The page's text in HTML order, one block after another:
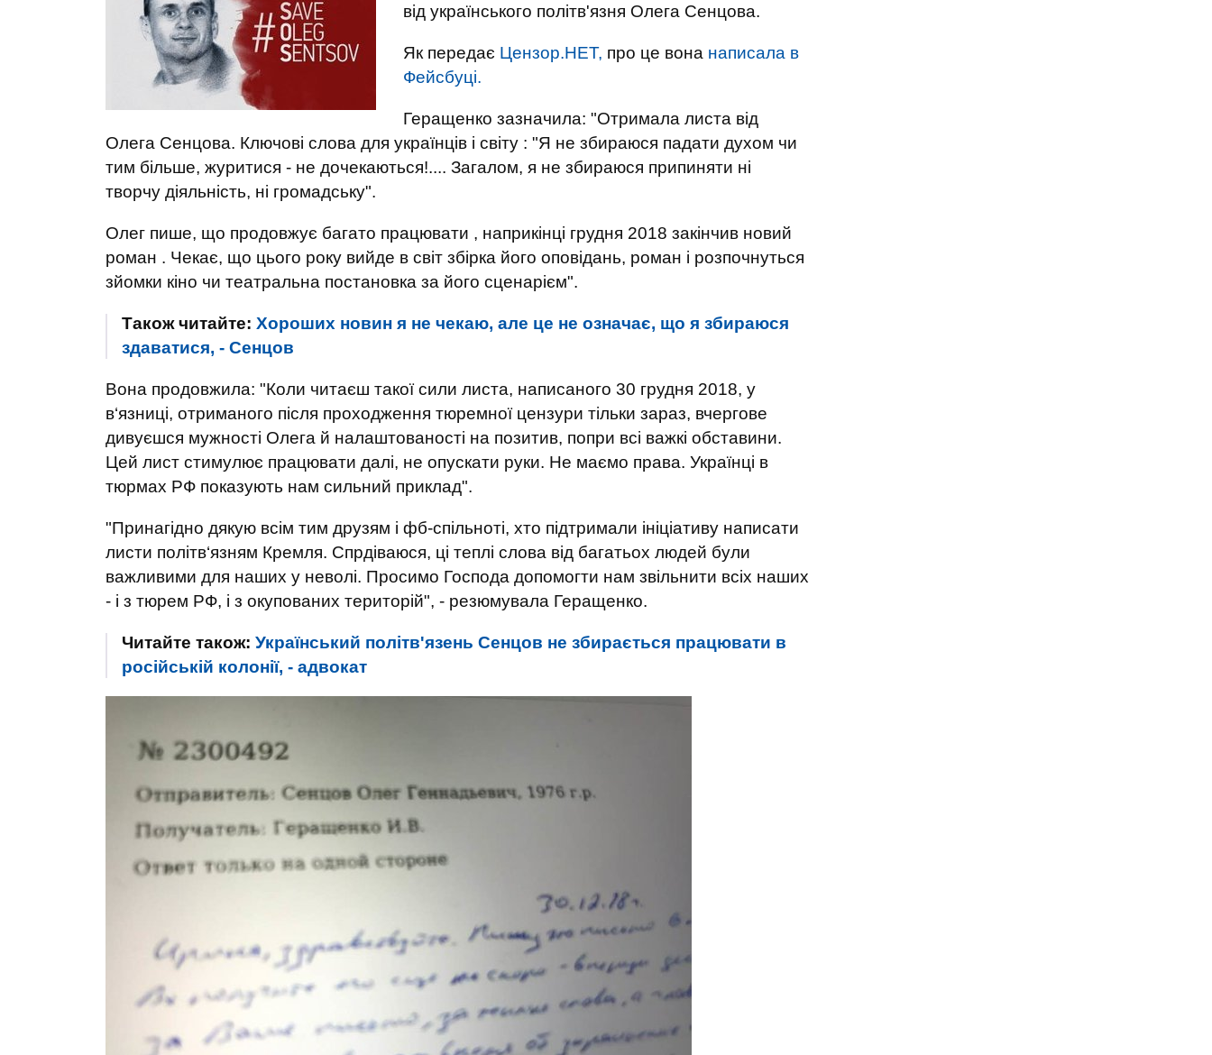
від українського політв'язня Олега Сенцова.
Як передає Цензор.НЕТ, про це вона написала в
Фейсбуці.
Геращенко зазначила: "Отримала листа від
Олега Сенцова. Ключові слова для українців і світу : "Я не збираюся падати духом чи
тим більше, журитися - не дочекаються!.... Загалом, я не збираюся припиняти ні
творчу діяльність, ні громадську".
Олег пише, що продовжує багато працювати , наприкінці грудня 2018 закінчив новий
роман . Чекає, що цього року вийде в світ збірка його оповідань, роман і розпочнуться
зйомки кіно чи театральна постановка за його сценарієм".
Також читайте: Хороших новин я не чекаю, але це не означає, що я збираюся
здаватися, - Сенцов
Вона продовжила: "Коли читаєш такої сили листа, написаного 30 грудня 2018, у
в‘язниці, отриманого після проходження тюремної цензури тільки зараз, вчергове
дивуєшся мужності Олега й налаштованості на позитив, попри всі важкі обставини.
Цей лист стимулює працювати далі, не опускати руки. Не маємо права. Українці в
тюрмах РФ показують нам сильний приклад".
"Принагідно дякую всім тим друзям і фб-спільноті, хто підтримали ініціативу написати
листи політв‘язням Кремля. Спрдіваюся, ці теплі слова від багатьох людей були
важливими для наших у неволі. Просимо Господа допомогти нам звільнити всіх наших
- і з тюрем РФ, і з окупованих територій", - резюмувала Геращенко.
Читайте також: Український політв'язень Сенцов не збирається працювати в
російській колонії, - адвокат